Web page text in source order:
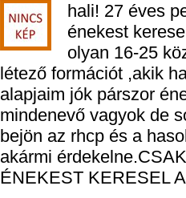
hali! 27 éves
énekest
olyan 16-25
létező formációt ,akik
alapjaim jók párszor
mindenevő vagyok de
bejön az rhcp és a
akármi
ÉNEKEST KERESEL